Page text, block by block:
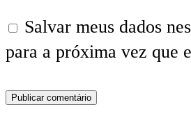
Salvar meus dados
para a próxima vez que